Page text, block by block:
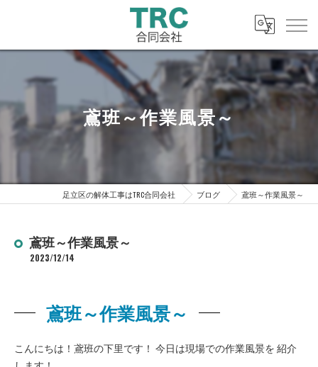
鳶班～作業風景～
足立区の解体工事はTRC合同会社 ブログ 鳶班～作業風景～
鳶班～作業風景～
2023/12/14
鳶班～作業風景～
こんにちは！鳶班の下里です！ 今日は現場での作業風景を 紹介